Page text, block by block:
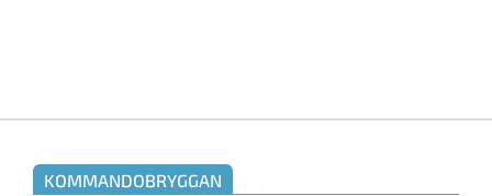
KOMMANDOBRYGGAN